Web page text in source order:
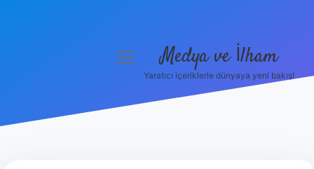
menüyüMedya ve İlham
Yaratıcı içeriklerle dünyaya yeni bakış!